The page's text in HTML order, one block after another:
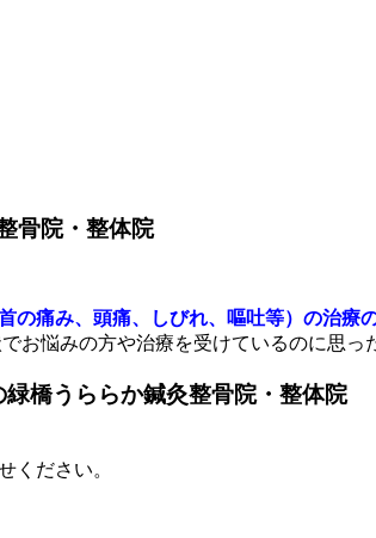
骨院・整体院
痛み、頭痛、しびれ、嘔吐等）の治療
悩みの方や治療を受けているのに思
橋うららか鍼灸整骨院・整体院
ください。